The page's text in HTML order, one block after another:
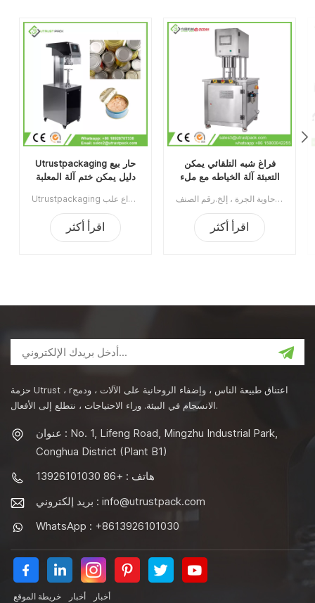
Utrustpackaging حار بيع
دليل يمكن ختم آلة المعلبة
Utrustpackaging دليل البيع الساخن للعلبة ، آلة ختم الطعام المعلب ، مناسبة لإغلاق جميع أنواع علب PET / علب الورق المركبة ، علب الصفيح أو غيرها من الحاويات المستديرة. كفاءة عالية عن طريق النقل الميكانيكي ، الهياكل البسيطة والملائمة للصيانة ، وخفيفة الوزن وسهلة التشغيل.الحد الأدنى للطلب:1قسط:تي / تميناء الشحن:قوانغتشوالمنطقة الأصلية:الصينمهلة:3-5 أيام بعد تلقي الودائع
اقرأ أكثر
فراغ شبه التلقائي يمكن
التعبئة آلة الخياطه مع ملء
آلة تغليف العلب ذات الفراغ شبه الأوتوماتيكية مع النيتروجين الملئ يستخدم على نطاق واسع في صناعة الأغذية ، الكيماويات ، الأدوية ، الشرب ، ينطبق على علب البلاستيك / القصدير / الألومنيوم ، الزجاجة ، حاوية الجرة ، إلخ.رقم الصنف:UT1BFG6الحد الأدنى للطلب:1قسط:TTميناء الشحن:قوانغتشوالمنطقة الأصلية:قوانغتشو، الصينمهلة:15 يوما بعد تلقي الودائع
اقرأ أكثر
حزمة Utrust ، rاعتناق طبيعة الناس ، وإضفاء الروحانية على الآلات ، ودمج
الانسجام في البيئة. وراء الاحتياجات ، نتطلع إلى الأفعال.
عنوان : No. 1, Lifeng Road, Mingzhu Industrial Park,
Conghua District (Plant B1)
هاتف : +86 13926101030
بريد إلكتروني : info@utrustpack.com
WhatsApp : +8613926101030
خريطة الموقع أخبار أخبار